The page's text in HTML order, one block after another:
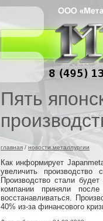
Пять
главная / новости металлургии
Как информирует
увеличить
Производство стали
компании приняли
восстанавливаться.
40% из-за финансового